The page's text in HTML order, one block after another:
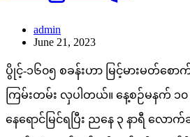
admin
June 21, 2023
ပွိုင့်-၁၆၀၅ စခန်းဟာ မြင့်မားမတ်စေ
ကြမ်းတမ်း လှပါတယ်။ နေ့စဉ်မနက် ၁၀
နေရောင်မြင်ရပြီး ညနေ ၃ နာရီ လေ